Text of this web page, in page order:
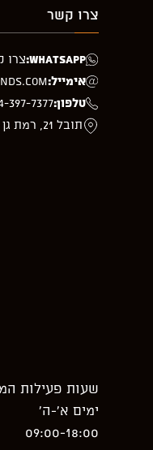
צרו קשר
WhatsApp: צרו
אימייל:
טלפון:397-7377
תובל 21, רמת גן - קומה 8, משרד 68
שעות פעילות
ימים א’-ה’
09:00-18:00